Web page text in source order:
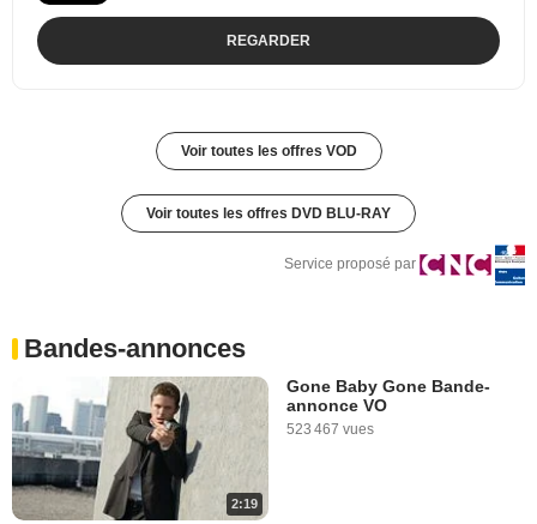
REGARDER
Voir toutes les offres VOD
Voir toutes les offres DVD BLU-RAY
Service proposé par
Bandes-annonces
2:19
Gone Baby Gone Bande-
annonce VO
523 467 vues